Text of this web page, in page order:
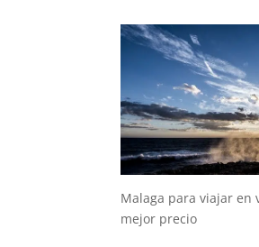
Malaga para viajar en
mejor precio